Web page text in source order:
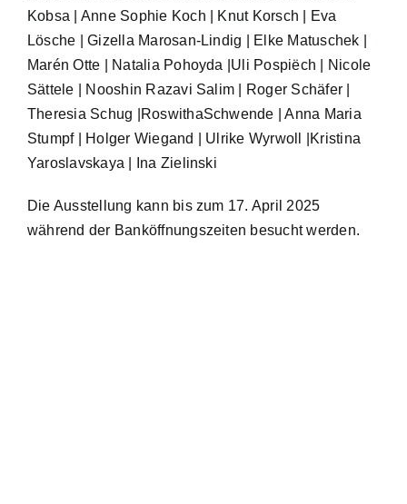
Kobsa | Anne Sophie Koch | Knut Korsch | Eva
Lösche | Gizella Marosan-Lindig | Elke Matuschek |
Marén Otte | Natalia Pohoyda |Uli Pospiëch | Nicole
Sättele | Nooshin Razavi Salim | Roger Schäfer |
Theresia Schug |RoswithaSchwende | Anna Maria
Stumpf | Holger Wiegand | Ulrike Wyrwoll |Kristina
Yaroslavskaya | Ina Zielinski
Die Ausstellung kann bis zum 17. April 2025
während der Banköffnungszeiten besucht werden.